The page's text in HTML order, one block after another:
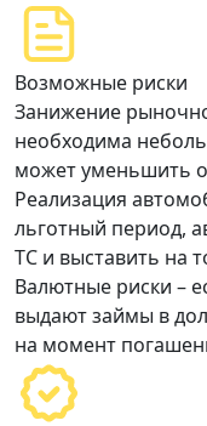
Возможные риски
Занижение
необходима
может уменьшить
Реализация
льготный период,
ТС и выставить на
Валютные риски –
выдают займы в
на момент